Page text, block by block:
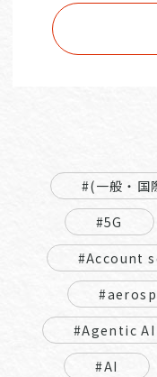
#(一般・国
#5G
#Account
#Agentic AI
#AI